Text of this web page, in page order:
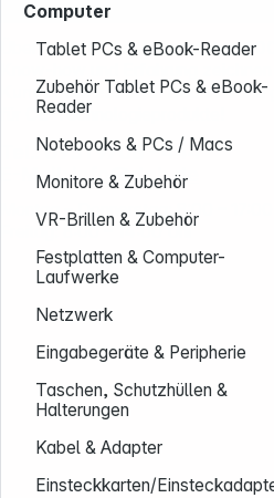
Computer
Tablet PCs & eBook-Reader
Zubehör Tablet PCs & eBook-
Reader
Notebooks & PCs / Macs
Monitore & Zubehör
VR-Brillen & Zubehör
Festplatten & Computer-
Laufwerke
Netzwerk
Eingabegeräte & Peripherie
Taschen, Schutzhüllen &
Halterungen
Kabel & Adapter
Einsteckkarten/
Über45.000 Artikelund über
Know-how und Erfahrung
Kundenadressenin Deutschland
für CE-Technologieprodukte!
Tel.: 0931 9708 - 444
E-Mail:info@dgh.de
Montag – Donnerstag: 8:00 – 17:00
Freitag: 8:00 – 14:00 Uhr